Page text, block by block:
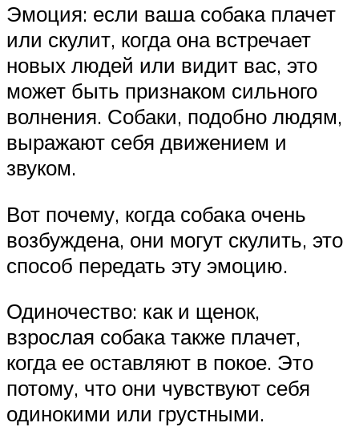
Эмоция: если ваша собака плачет
или скулит, когда она встречает
новых людей или видит вас, это
может быть признаком сильного
волнения. Собаки, подобно людям,
выражают себя движением и
звуком.
Вот почему, когда собака очень
возбуждена, они могут скулить, это
способ передать эту эмоцию.
Одиночество: как и щенок,
взрослая собака также плачет,
когда ее оставляют в покое. Это
потому, что они чувствуют себя
одинокими или грустными.